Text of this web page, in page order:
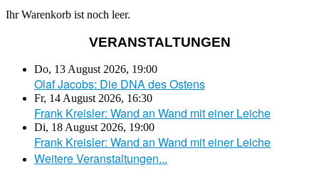
Ihr Warenkorb ist noch leer.
VERANSTALTUNGEN
Do, 13 August 2026, 19:00
Olaf Jacobs: Die DNA des Ostens
Fr, 14 August 2026, 16:30
Frank Kreisler: Wand an Wand mit einer Leiche
Di, 18 August 2026, 19:00
Frank Kreisler: Wand an Wand mit einer Leiche
Weitere Veranstaltungen...